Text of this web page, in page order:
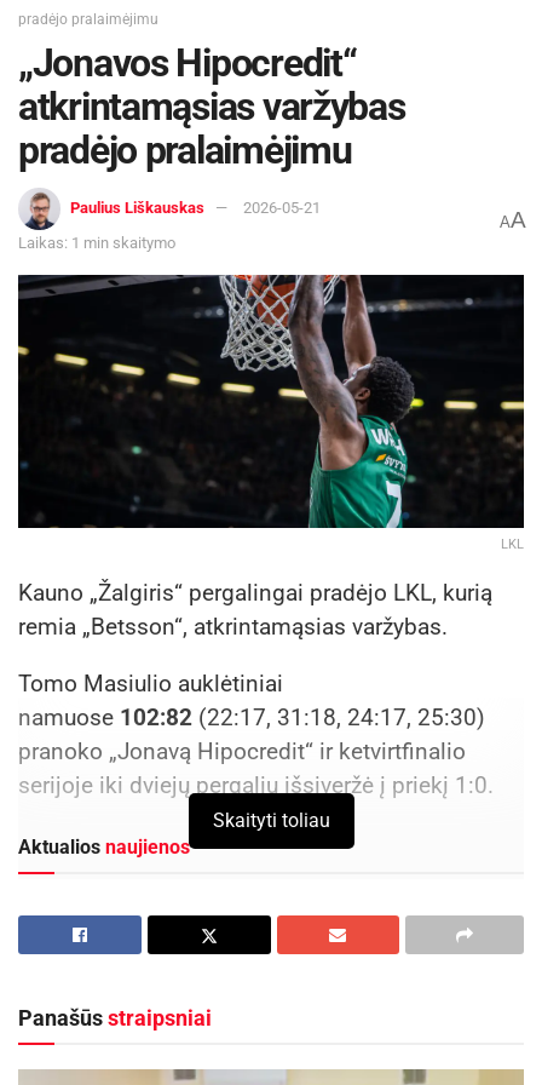
pradėjo pralaimėjimu
„Jonavos Hipocredit“
atkrintamąsias varžybas
pradėjo pralaimėjimu
Paulius Liškauskas
2026-05-21
Laikas: 1 min skaitymo
AA
LKL
Kauno „Žalgiris“ pergalingai pradėjo LKL, kurią
remia „Betsson“, atkrintamąsias varžybas.
Tomo Masiulio auklėtiniai
namuose 102:82 (22:17, 31:18, 24:17, 25:30)
pranoko „Jonavą Hipocredit“ ir ketvirtfinalio
serijoje iki dviejų pergalių išsiveržė į priekį 1:0.
Aktualios naujienos
rinksis Zarasuose
Jonavos rajono savivaldybės administraciją
papildė 8 nauji elektromobiliai
Skaityti toliau
Panašūsstraipsniai